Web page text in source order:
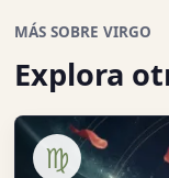
MÁS SOBRE VIRGO
Explora
♍